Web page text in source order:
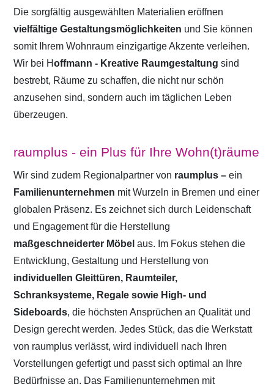
Die sorgfältig ausgewählten Materialien eröffnen
vielfältige Gestaltungsmöglichkeiten und Sie können
somit Ihrem Wohnraum einzigartige Akzente verleihen.
Wir bei Hoffmann - Kreative Raumgestaltung sind
bestrebt, Räume zu schaffen, die nicht nur schön
anzusehen sind, sondern auch im täglichen Leben
überzeugen.
raumplus - ein Plus für Ihre Wohn(t)räume
Wir sind zudem Regionalpartner von raumplus – ein
Familienunternehmen mit Wurzeln in Bremen und einer
globalen Präsenz. Es zeichnet sich durch Leidenschaft
und Engagement für die Herstellung
maßgeschneiderter Möbelaus. Im Fokus stehen die
Entwicklung, Gestaltung und Herstellung von
individuellen Gleittüren, Raumteiler,
Schranksysteme, Regale sowie High- und
Sideboards, die höchsten Ansprüchen an Qualität und
Design gerecht werden. Jedes Stück, das die Werkstatt
von raumplus verlässt, wird individuell nach Ihren
Vorstellungen gefertigt und passt sich optimal an Ihre
Bedürfnisse an. Das Familienunternehmen mit